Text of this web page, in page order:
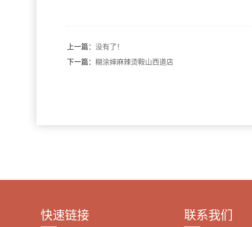
上一篇： 没有了！
下一篇： 糊涂婶麻辣烫鞍山西道店
快速链接 联系我们